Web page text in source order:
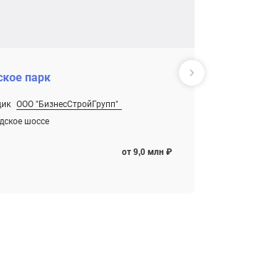
парк
ООО "БизнесСтройГрупп"
шоссе
от 9,0 млн ₽